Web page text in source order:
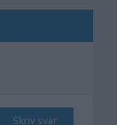
Skriv svar